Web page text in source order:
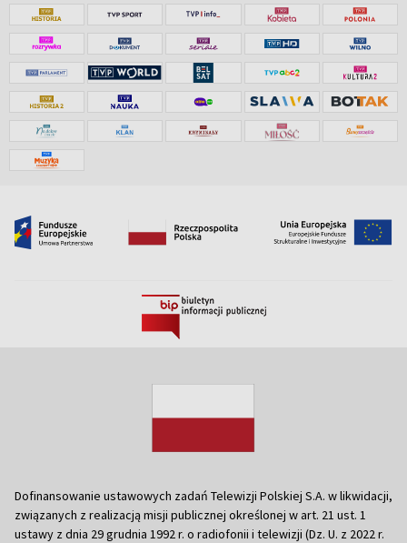
Dofinansowanie ustawowych zadań Telewizji Polskiej S.A. w likwidacji,
związanych z realizacją misji publicznej określonej w art. 21 ust. 1
ustawy z dnia 29 grudnia 1992 r. o radiofonii i telewizji (Dz. U. z 2022 r.